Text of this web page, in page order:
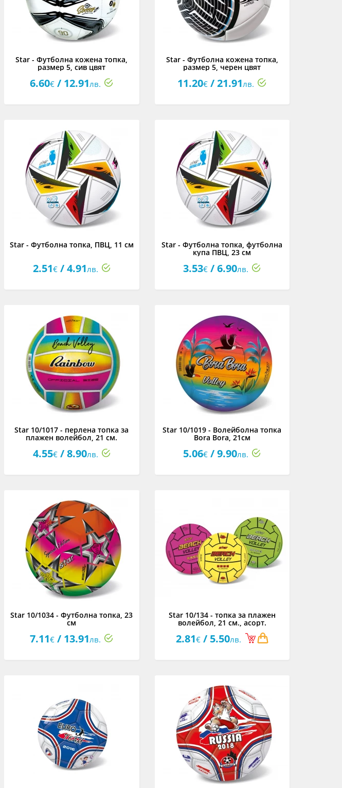
Star - Футболна кожена топка,
размер 5, сив цвят
6.60€ / 12.91лв.
Star - Футболна кожена топка,
размер 5, черен цвят
11.20€ / 21.91лв.
Star - Футболна топка, ПВЦ, 11 см
2.51€/ 4.91лв.
Star - Футболна топка, футболна
купа ПВЦ, 23 см
3.53€ / 6.90лв.
Star 10/1017 - перлена топка за
плажен волейбол, 21 см.
4.55€/ 8.90лв.
Star 10/1019 - Волейболна топка
Bora Bora, 21см
5.06€ / 9.90лв.
Star 10/1034 - Футболна топка, 23
см
7.11€ / 13.91лв.
Star 10/134 - топка за плажен
волейбол, 21 см., асорт.
2.81€/ 5.50лв.